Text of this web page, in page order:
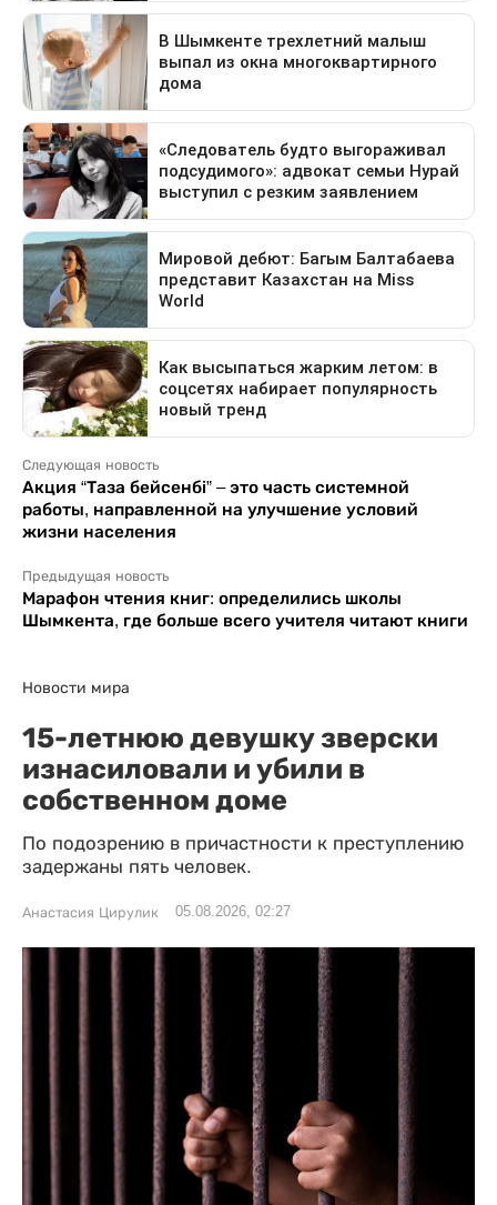
Следующая новость
Акция “Таза бейсенбі” – это часть системной
работы, направленной на улучшение условий
жизни населения
Предыдущая новость
Марафон чтения книг: определились школы
Шымкента, где больше всего учителя читают книги
Новости мира
15-летнюю девушку зверски
изнасиловали и убили в
собственном доме
По подозрению в причастности к преступлению
задержаны пять человек.
Анастасия Цирулик 05.08.2026, 02:27